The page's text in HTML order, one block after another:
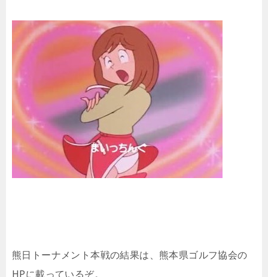
熊日トーナメント本戦の結果は、熊本県ゴルフ協会の
HPに載っているぞ。